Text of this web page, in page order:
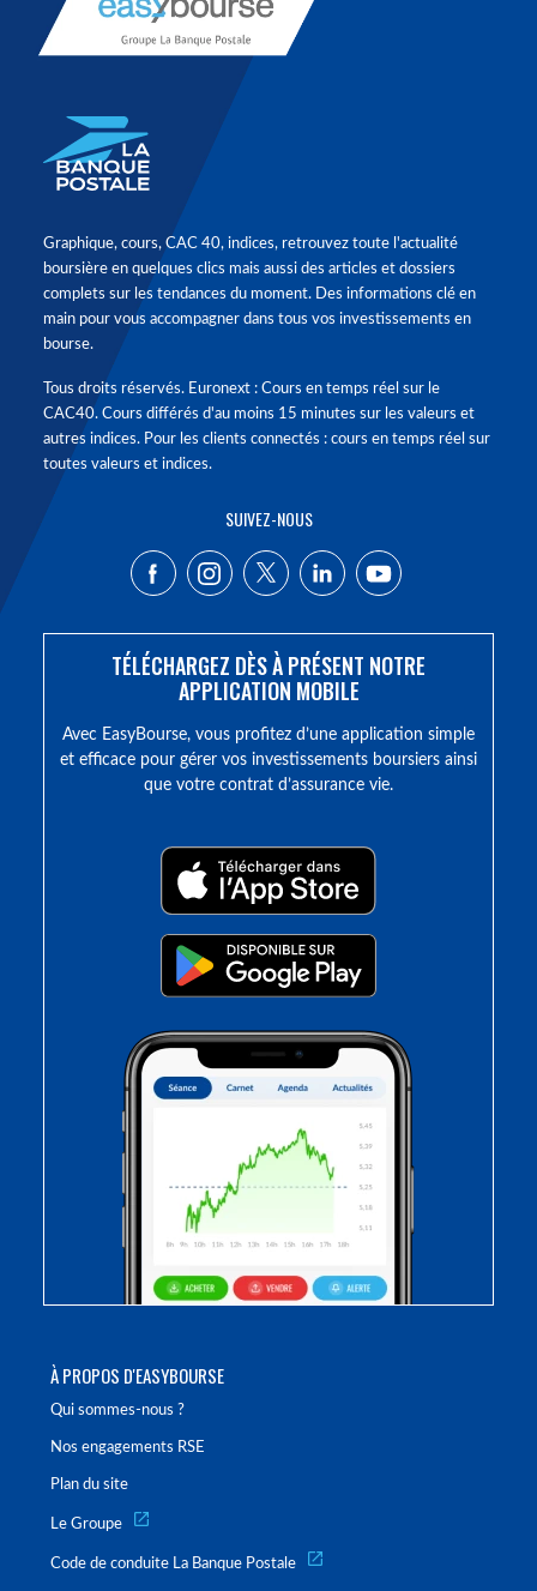
À PROPOS D'EASYBOURSE
Qui sommes-nous ?
Nos engagements RSE
Plan du site
Le Groupe
Code de conduite La Banque Postale
Graphique, cours, CAC 40, indices, retrouvez toute l'actualité
boursière en quelques clics mais aussi des articles et dossiers
complets sur les tendances du moment. Des informations clé en
main pour vous accompagner dans tous vos investissements en
bourse.
Tous droits réservés. Euronext : Cours en temps réel sur le
CAC40. Cours différés d'au moins 15 minutes sur les valeurs et
autres indices. Pour les clients connectés : cours en temps réel sur
toutes valeurs et indices.
SUIVEZ-NOUS
TÉLÉCHARGEZ DÈS À PRÉSENT NOTRE
APPLICATION MOBILE
Avec EasyBourse, vous profitez d’une application simple
et efficace pour gérer vos investissements boursiers ainsi
que votre contrat d’assurance vie.